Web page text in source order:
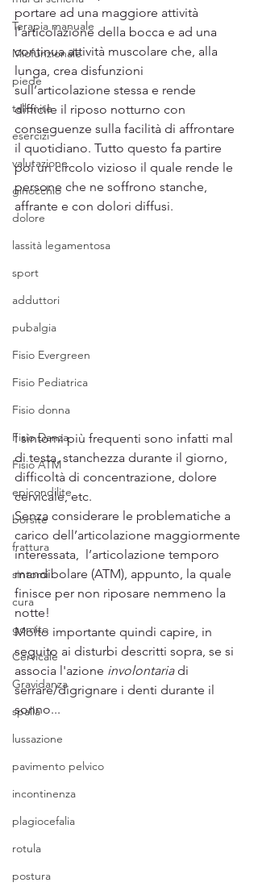
Terapia manuale
Miofunzionale
piede
tallonite
esercizi
valutazione
ginocchio
dolore
lassità legamentosa
sport
adduttori
pubalgia
Fisio Evergreen
Fisio Pediatrica
Fisio donna
Fisio Danza
Fisio ATM
epicondilite
borsite
frattura
sintomi
cura
gomito
Cervicale
Gravidanza
spalla
lussazione
pavimento pelvico
incontinenza
plagiocefalia
rotula
postura
portare ad una maggiore attività
l’articolazione della bocca e ad una
continua attività muscolare che, alla
lunga, crea disfunzioni
sull’articolazione stessa e rende
difficile il riposo notturno con
conseguenze sulla facilità di affrontare
il quotidiano. Tutto questo fa partire
poi un circolo vizioso il quale rende le
persone che ne soffrono stanche,
affrante e con dolori diffusi.
I sintomi più frequenti sono infatti mal
di testa, stanchezza durante il giorno,
difficoltà di concentrazione, dolore
cervicale, etc.
Senza considerare le problematiche a
carico dell’articolazione maggiormente
interessata,  l’articolazione temporo
mandibolare (ATM), appunto, la quale
finisce per non riposare nemmeno la
notte!
Molto importante quindi capire, in
seguito ai disturbi descritti sopra, se si
associa l'azione involontaria di
serrare/digrignare i denti durante il
sonno...